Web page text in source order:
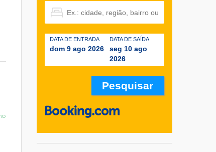
DATA DE ENTRADA
dom 9 ago 2026
DATA DE SAÍDA
seg 10 ago
2026